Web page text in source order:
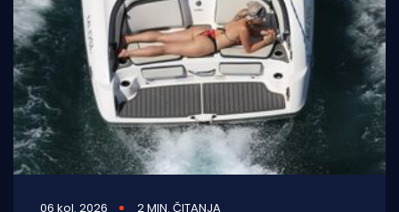
06 kol. 2026 2 MIN. ČITANJA